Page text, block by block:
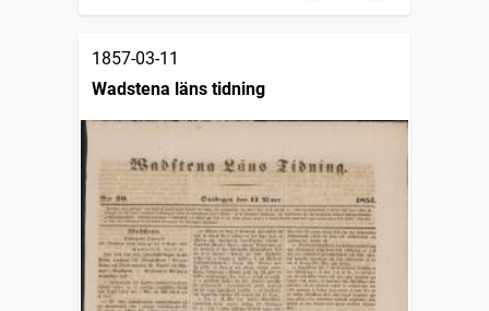
1857-03-11
Wadstena läns tidning